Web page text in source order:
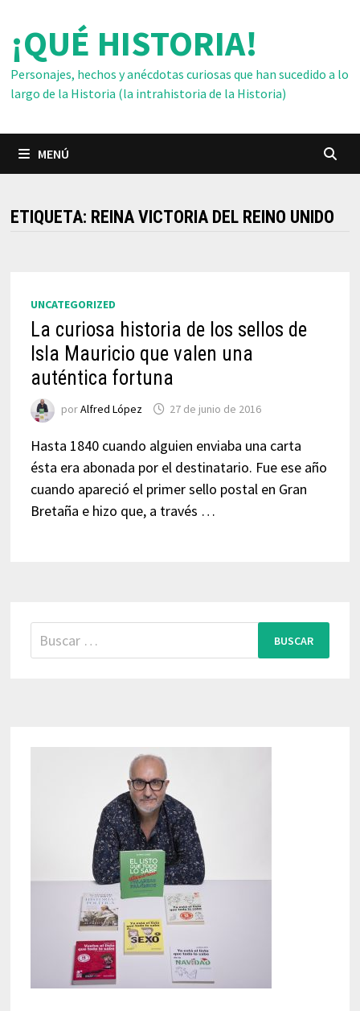
contenido
¡QUÉ HISTORIA!
Personajes, hechos y anécdotas curiosas que han sucedido a lo
largo de la Historia (la intrahistoria de la Historia)
MENÚ
ETIQUETA: REINA VICTORIA DEL REINO UNIDO
UNCATEGORIZED
La curiosa historia de los sellos de
Isla Mauricio que valen una
auténtica fortuna
porAlfred López 27 de junio de 2016
Hasta 1840 cuando alguien enviaba una carta
ésta era abonada por el destinatario. Fue ese año
cuando apareció el primer sello postal en Gran
Bretaña e hizo que, a través …
Buscar: